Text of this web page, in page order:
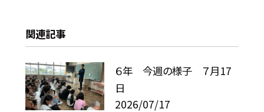
関連記事
６年 今週の様子 ７月17
日
2026/07/17